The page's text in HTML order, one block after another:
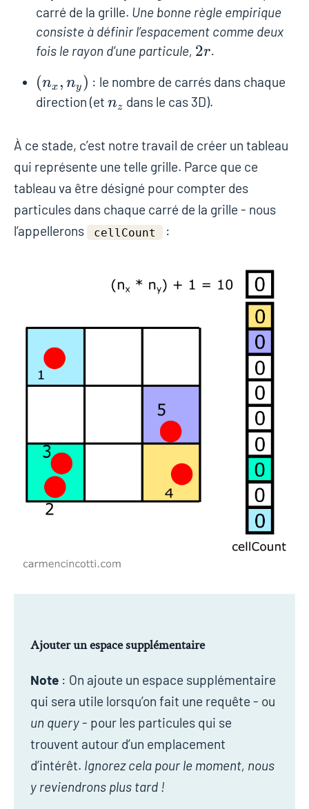
carré de la grille. Une bonne règle empirique
consiste à définir l’espacement comme deux
fois le rayon d’une particule, 2r
2r.
(n_x
,
(nx, ny) : le nombre de carrés dans chaque
direction (et n_z
nz dans le cas 3D).
À ce stade, c’est notre travail de créer un tableau
qui représente une telle grille. Parce que ce
tableau va être désigné pour compter des
particules dans chaque carré de la grille - nous
l’appellerons
cellCount :
Ajouter un espace supplémentaire
Note : On ajoute un espace supplémentaire
qui sera utile lorsqu’on fait une requête - ou
un query- pour les particules qui se
trouvent autour d’un emplacement
d’intérêt. Ignorez cela pour le moment, nous
y reviendrons plus tard !